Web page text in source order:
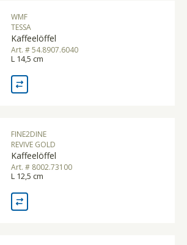
WMF
TESSA
Kaffeelöffel
Art. # 54.8907.6040
L 14,5 cm
FINE2DINE
REVIVE GOLD
Kaffeelöffel
Art. # 8002.73100
L 12,5 cm